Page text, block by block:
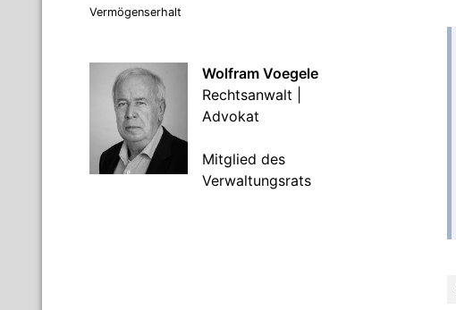
Vermögenserhalt
Wolfram Voegele
Rechtsanwalt |
Advokat
Mitglied des
Verwaltungsrats